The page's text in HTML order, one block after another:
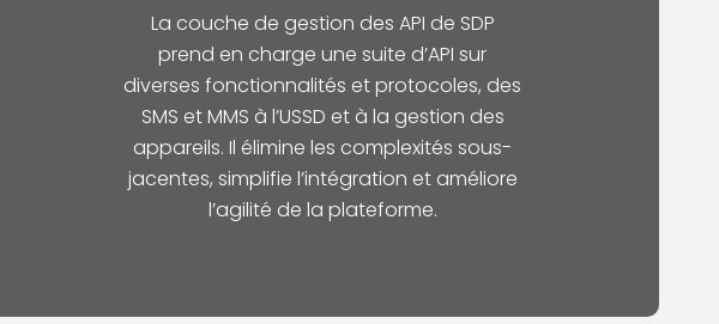
La couche de gestion des API de SDP
prend en charge une suite d’API sur
diverses fonctionnalités et protocoles, des
SMS et MMS à l’USSD et à la gestion des
appareils. Il élimine les complexités sous-
jacentes, simplifie l’intégration et améliore
l’agilité de la plateforme.